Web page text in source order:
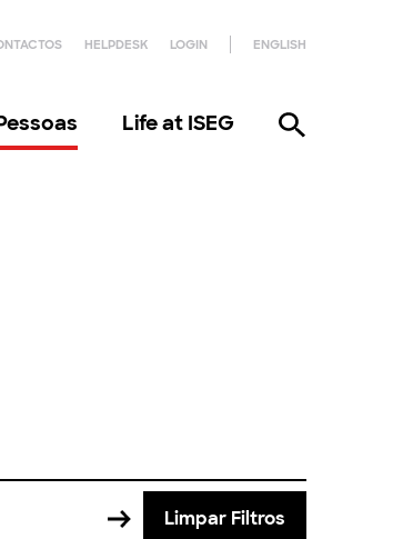
HELPDESK LOGIN ENGLISH
Life at ISEG
Limpar Filtros